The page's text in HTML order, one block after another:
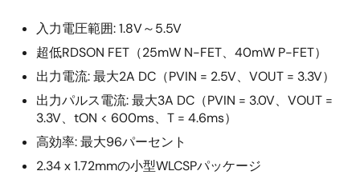
入力電圧範囲: 1.8V～5.5V
超低RDSON FET（25mW N-FET、40mW P-FET）
出力電流: 最大2A DC（PVIN = 2.5V、VOUT = 3.3V）
出力パルス電流: 最大3A DC（PVIN = 3.0V、VOUT =
3.3V、tON < 600ms、T = 4.6ms）
高効率: 最大96パーセント
2.34 x 1.72mmの小型WLCSPパッケージ